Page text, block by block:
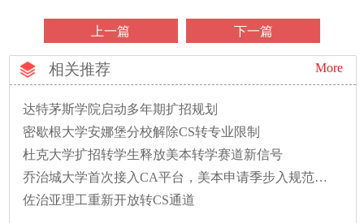
上一篇 下一篇
相关推荐 More
达特茅斯学院启动多年期扩招规划
密歇根大学安娜堡分校解除CS转专业限制
杜克大学扩招转学生释放美本转学赛道新信号
乔治城大学首次接入CA平台，美本申请季步入规范新时代
佐治亚理工重新开放转CS通道